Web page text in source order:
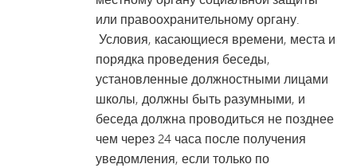
или правоохранительному органу.
Условия, касающиеся времени, места и
порядка проведения беседы,
установленные должностными лицами
школы, должны быть разумными, и
беседа должна проводиться не позднее
чем через 24 часа после получения
уведомления, если только по